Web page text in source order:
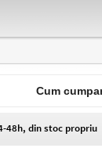
Cum
48h, din stoc propriu